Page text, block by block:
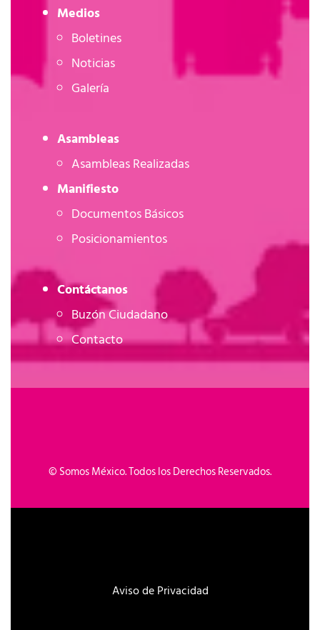
Medios
Boletines
Noticias
Galería
Asambleas
Asambleas Realizadas
Manifiesto
Documentos Básicos
Posicionamientos
Contáctanos
Buzón Ciudadano
Contacto
© Somos México. Todos los Derechos Reservados.
Aviso de Privacidad